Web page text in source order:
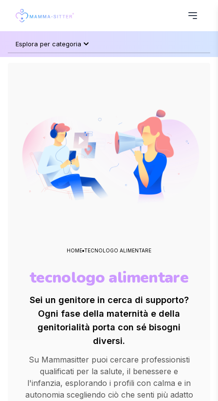
Esplora per categoria
HOME TECNOLOGO ALIMENTARE
tecnologo alimentare
Sei un genitore in cerca di supporto?
Ogni fase della maternità e della
genitorialità porta con sé bisogni
diversi.
Su Mammasitter puoi cercare professionisti
qualificati per la salute, il benessere e
l'infanzia, esplorando i profili con calma e in
autonomia scegliendo ciò che senti più adatto